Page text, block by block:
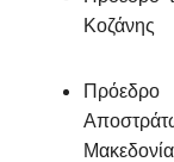
Κοζάνης